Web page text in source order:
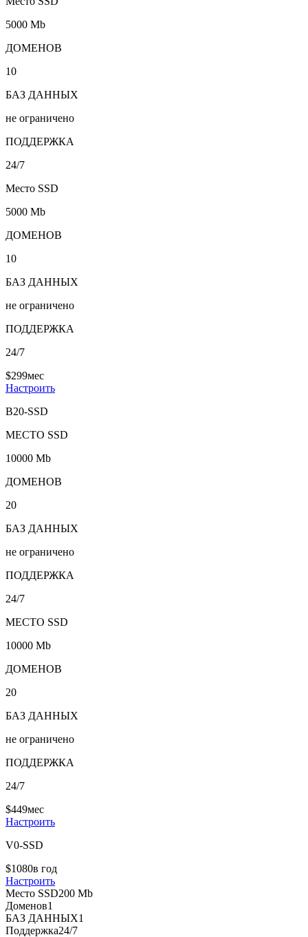
5000 Mb
ДОМЕНОВ
10
БАЗ ДАННЫХ
не ограничено
ПОДДЕРЖКА
24/7
Место SSD
5000 Mb
ДОМЕНОВ
10
БАЗ ДАННЫХ
не ограничено
ПОДДЕРЖКА
24/7
$299мес
Настроить
B20-SSD
МЕСТО SSD
10000 Mb
ДОМЕНОВ
20
БАЗ ДАННЫХ
не ограничено
ПОДДЕРЖКА
24/7
МЕСТО SSD
10000 Mb
ДОМЕНОВ
20
БАЗ ДАННЫХ
не ограничено
ПОДДЕРЖКА
24/7
$449мес
Настроить
V0-SSD
$1080в год
Настроить
Место SSD200 Mb
Доменов1
БАЗ ДАННЫХ1
Поддержка24/7